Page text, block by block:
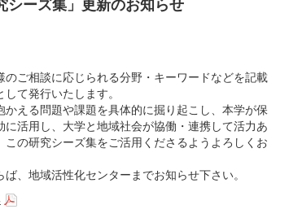
シーズ集」更新のお知らせ
ご相談に応じられる分野・キーワードなどを記載
て発行いたします。
える問題や課題を具体的に掘り起こし、本学が保
活用し、大学と地域社会が協働・連携して活力あ
の研究シーズ集をご活用くださるようよろしくお
、地域活性化センターまでお知らせ下さい。